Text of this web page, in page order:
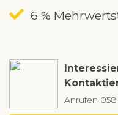
6 %
Anrufen 058